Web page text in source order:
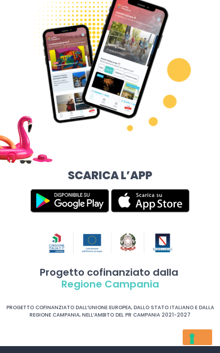
SCARICA L’APP
Progetto cofinanziato dalla
Regione Campania
PROGETTO COFINANZIATO DALL’UNIONE EUROPEA, DALLO STATO ITALIANO E DALLA
REGIONE CAMPANIA, NELL’AMBITO DEL PR CAMPANIA 2021-2027